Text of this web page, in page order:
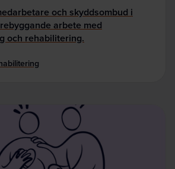
och skyddsombud i
arbete med
och rehabilitering.